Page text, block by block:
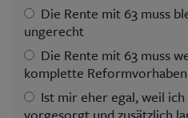
Die Rente mit 63 muss
ungerecht
Die Rente mit 63 muss
komplette Reformvorhaben
Ist mir eher egal, weil